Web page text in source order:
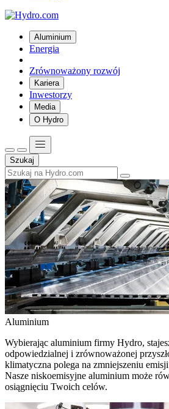
Aluminium
Energia
Zrównoważony rozwój
Kariera
Inwestorzy
Media
O Hydro
Szukaj
Aluminium
Wybierając aluminium firmy Hydro,
odpowiedzialnej i zrównoważonej
klimatyczna polega na zmniejszeniu
Nasze niskoemisyjne aluminium może
osiągnięciu Twoich celów.